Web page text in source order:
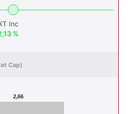
Inc
%
Cap)
2,66